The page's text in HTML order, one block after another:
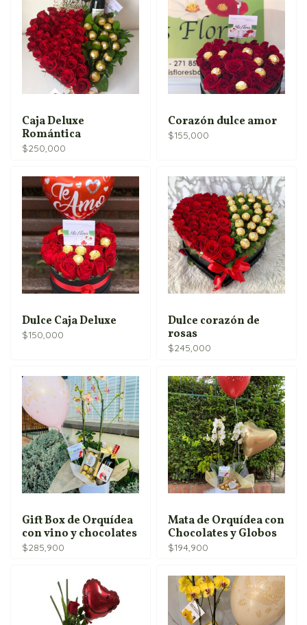
hasta
Caja Deluxe
Romántica
$250,000
Corazón dulce amor
$155,000
Dulce Caja Deluxe
$150,000
Dulce corazón de
rosas
$245,000
Gift Box de Orquídea
con vino y chocolates
$285,900
Mata de Orquídea con
Chocolates y Globos
$194,900